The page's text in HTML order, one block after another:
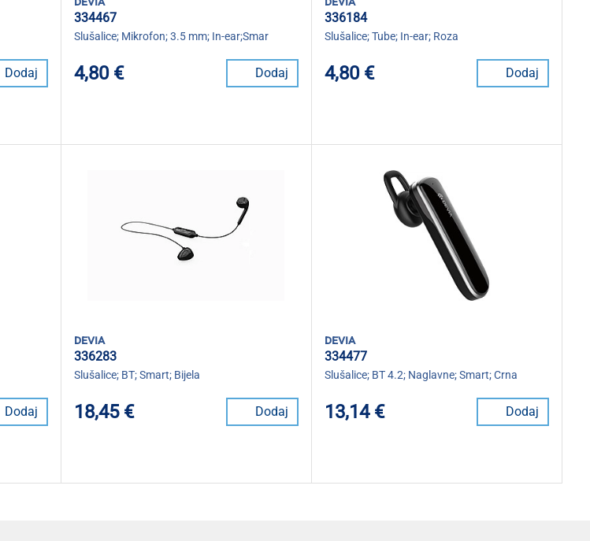
Dodaj
334467
Slušalice; Mikrofon; 3.5 mm; In-ear;Smar
4,80 € Dodaj
336184
Slušalice; Tube; In-ear; Roza
4,80 € Dodaj
Dodaj
devia
336283
Slušalice; BT; Smart; Bijela
18,45 € Dodaj
devia
334477
Slušalice; BT 4.2; Naglavne; Smart; Crna
13,14 € Dodaj